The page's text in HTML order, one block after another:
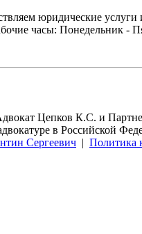
юридические
часы: Понедельник -
Цепков К.С. и
в Российской
Сергеевич | Политика